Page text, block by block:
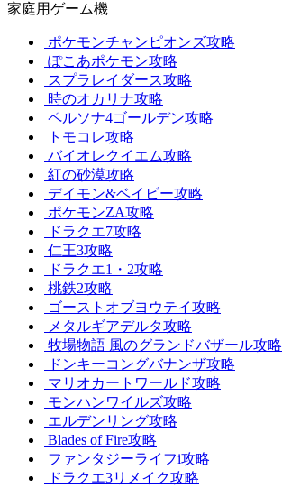
家庭用ゲーム機
ポケモンチャンピオンズ攻略
ぽこあポケモン攻略
スプラレイダース攻略
時のオカリナ攻略
ペルソナ4ゴールデン攻略
トモコレ攻略
バイオレクイエム攻略
紅の砂漠攻略
デイモン&ベイビー攻略
ポケモンZA攻略
ドラクエ7攻略
仁王3攻略
ドラクエ1・2攻略
桃鉄2攻略
ゴーストオブヨウテイ攻略
メタルギアデルタ攻略
牧場物語 風のグランドバザール攻略
ドンキーコングバナンザ攻略
マリオカートワールド攻略
モンハンワイルズ攻略
エルデンリング攻略
Blades of Fire攻略
ファンタジーライフi攻略
ドラクエ3リメイク攻略